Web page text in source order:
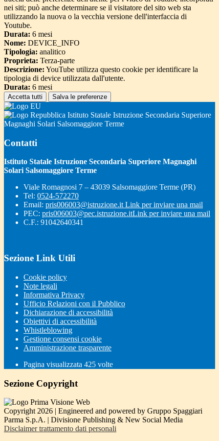
nei siti; può anche determinare se il visitatore del sito web sta
utilizzando la nuova o la vecchia versione dell'interfaccia di
Youtube.
Durata: 6 mesi
Nome: DEVICE_INFO
Tipologia: analitico
Proprieta: Terza-parte
Descrizione: YouTube utilizza questo cookie per identificare la
tipologia di device utilizzata dall'utente.
Durata: 6 mesi
Accetta tutti Salva le preferenze
Istituto Statale Istruzione Secondaria Superiore
Magnaghi Solari Salsomaggiore Terme
Contatti
Istituto Statale Istruzione Secondaria Superiore Magnaghi
Solari Salsomaggiore Terme
Viale Romagnosi 7 – 43039 Salsomaggiore Terme (PR)
Tel: 0524-572270
Email: pris006003@istruzione.itLink per inviare una mail
PEC: pris006003@pec.istruzione.itLink per inviare una mail
C.F.: 91042640341
Sezione Link Utili
Cookie policy
Note legali
Informativa Privacy
Ufficio Relazioni con il Pubblico
Dichiarazione di accessibilità
Obiettivi di accessibilità
Whistleblowing
Gestione consensi cookie
Amministrazione trasparente
Pagina visualizzata 425 volte
Sezione Copyright
Copyright 2026 | Engineered and powered by Gruppo Spaggiari
Parma S.p.A. | Divisione Publishing & New Social Media
Disclaimer trattamento dati personali